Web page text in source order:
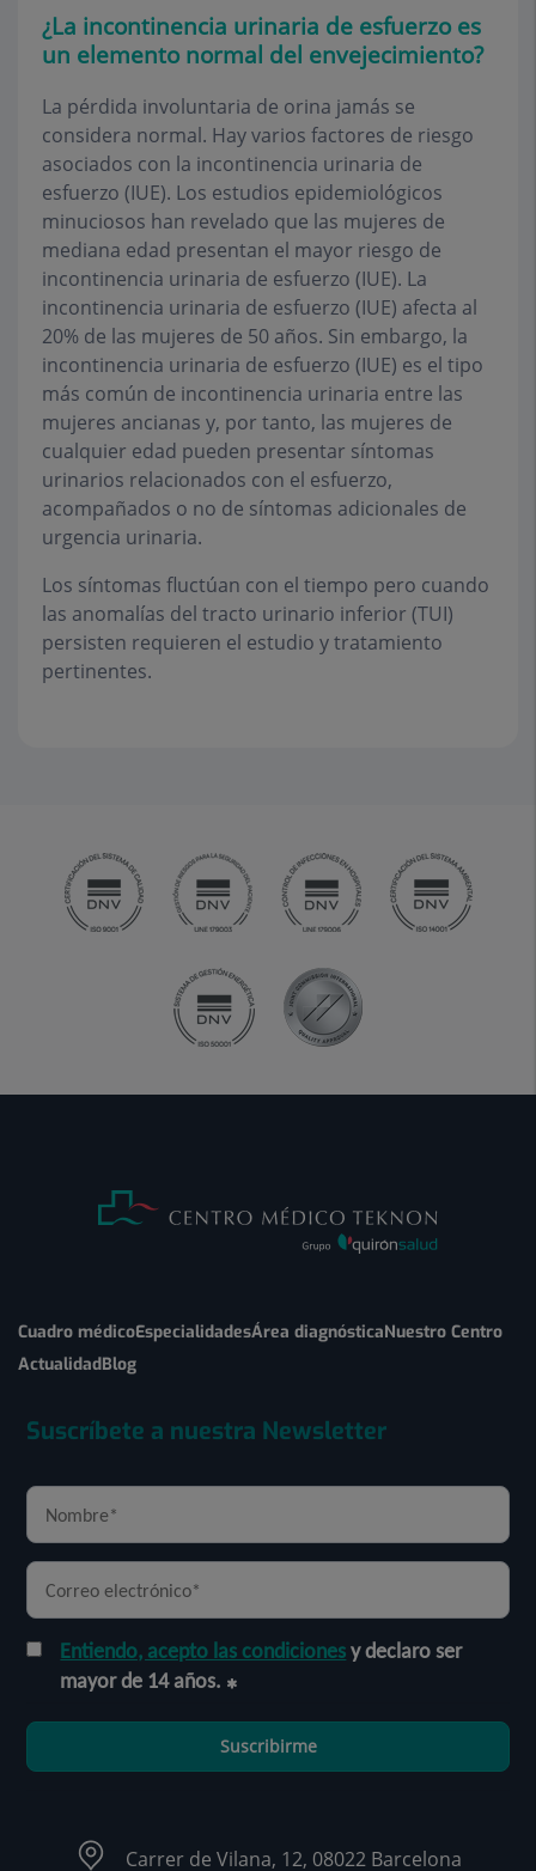
¿La incontinencia urinaria de esfuerzo es
un elemento normal del envejecimiento?
La pérdida involuntaria de orina jamás se
considera normal. Hay varios factores de riesgo
asociados con la incontinencia urinaria de
esfuerzo (IUE). Los estudios epidemiológicos
minuciosos han revelado que las mujeres de
mediana edad presentan el mayor riesgo de
incontinencia urinaria de esfuerzo (IUE). La
incontinencia urinaria de esfuerzo (IUE) afecta al
20% de las mujeres de 50 años. Sin embargo, la
incontinencia urinaria de esfuerzo (IUE) es el tipo
más común de incontinencia urinaria entre las
mujeres ancianas y, por tanto, las mujeres de
cualquier edad pueden presentar síntomas
urinarios relacionados con el esfuerzo,
acompañados o no de síntomas adicionales de
urgencia urinaria.
Los síntomas fluctúan con el tiempo pero cuando
las anomalías del tracto urinario inferior (TUI)
persisten requieren el estudio y tratamiento
pertinentes.
Cuadro médicoEspecialidadesÁrea diagnósticaNuestro Centro
ActualidadBlog
Suscríbete a nuestra Newsletter
Entiendo, acepto las condicionesy declaro ser
mayor de 14 años.
Suscribirme
Carrer de Vilana, 12, 08022 Barcelona